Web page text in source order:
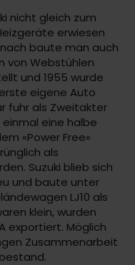
nicht gleich zum
erwiesen
baute man auch
von Webstühlen
und 1955 wurde
eigene Auto
fuhr als Zweitakter
einmal eine halbe
«Power Free»
als
Suzuki blieb sich
und baute unter
LJ10 als
klein, wurden
exportiert. Möglich
Zusammenarbeit